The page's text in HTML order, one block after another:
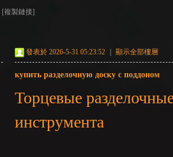
[複製鏈接]
發表於 2026-5-31 05:23:52 顯示全部樓層
купить разделочную доску с поддоном
Торцевые
инструмента